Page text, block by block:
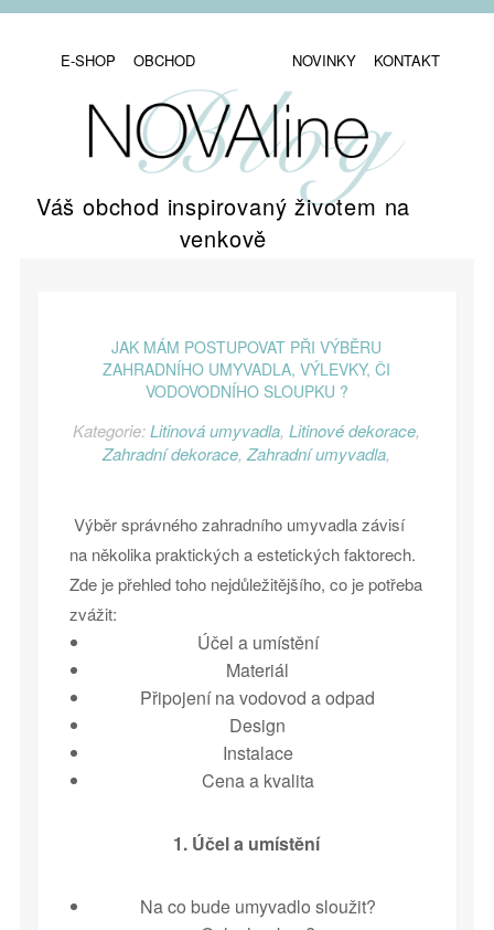
E-SHOP OBCHOD NOVINKY KONTAKT
Váš obchod inspirovaný životem na
venkově
JAK MÁM POSTUPOVAT PŘI VÝBĚRU
ZAHRADNÍHO UMYVADLA, VÝLEVKY, ČI
VODOVODNÍHO SLOUPKU ?
Kategorie:Litinová umyvadla,Litinové dekorace,
Zahradní dekorace,Zahradní umyvadla,
Výběr správného zahradního umyvadla závisí
na několika praktických a estetických faktorech.
Zde je přehled toho nejdůležitějšího, co je potřeba
zvážit:
Účel a umístění
Materiál
Připojení na vodovod a odpad
Design
Instalace
Cena a kvalita
1. Účel a umístění
Na co bude umyvadlo sloužit?